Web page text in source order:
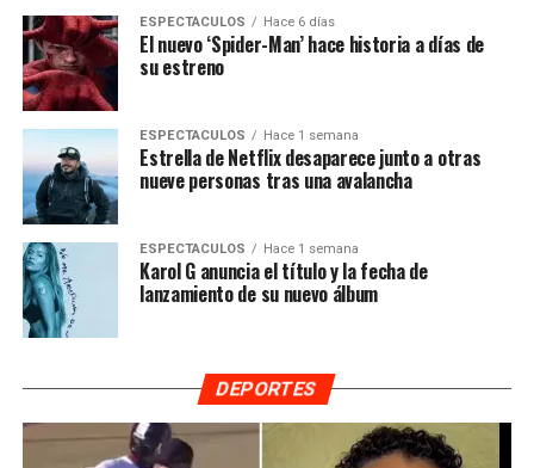
ESPECTACULOS Hace 6 días
El nuevo ‘Spider-Man’ hace historia a días de
su estreno
ESPECTACULOS Hace 1 semana
Estrella de Netflix desaparece junto a otras
nueve personas tras una avalancha
ESPECTACULOS Hace 1 semana
Karol G anuncia el título y la fecha de
lanzamiento de su nuevo álbum
DEPORTES